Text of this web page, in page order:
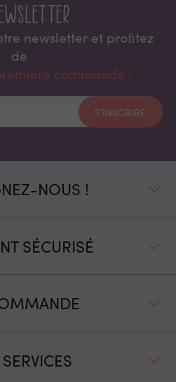
newsletter et proﬁtez
de
commande !
S'INSCRIRE
NOUS !
SÉCURISÉ